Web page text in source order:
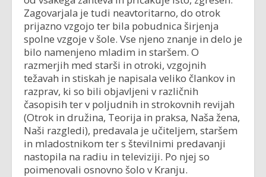
Zagovarjala je tudi neavtoritarno, do otrok
prijazno vzgojo ter bila pobudnica širjenja
spolne vzgoje v šole. Vse njeno znanje in delo je
bilo namenjeno mladim in staršem. O
razmerjih med starši in otroki, vzgojnih
težavah in stiskah je napisala veliko člankov in
razprav, ki so bili objavljeni v različnih
časopisih ter v poljudnih in strokovnih revijah
(Otrok in družina, Teorija in praksa, Naša žena,
Naši razgledi), predavala je učiteljem, staršem
in mladostnikom ter s številnimi predavanji
nastopila na radiu in televiziji. Po njej so
poimenovali osnovno šolo v Kranju.